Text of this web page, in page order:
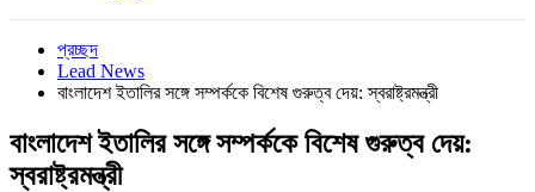
প্রচ্ছদ
Lead News
বাংলাদেশ ইতালির সঙ্গে সম্পর্ককে বিশেষ গুরুত্ব দেয়: স্বরাষ্ট্রমন্ত্রী
বাংলাদেশ ইতালির সঙ্গে সম্পর্ককে বিশেষ গুরুত্ব দেয়:
স্বরাষ্ট্রমন্ত্রী